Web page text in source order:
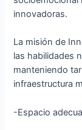
innovadoras.
La misión de
las habilidades
manteniendo
infraestructura
-Espacio